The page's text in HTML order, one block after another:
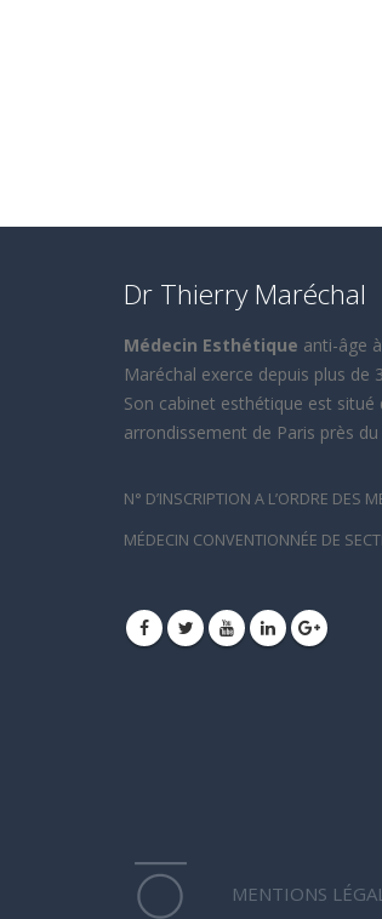
Dr Thierry Maréchal
Médecin Esthétique anti-âge
Maréchal exerce depuis plus de
Son cabinet esthétique est situé
arrondissement de Paris près
N° D’INSCRIPTION A L’ORDRE DES
MÉDECIN CONVENTIONNÉE DE
MENTIONS